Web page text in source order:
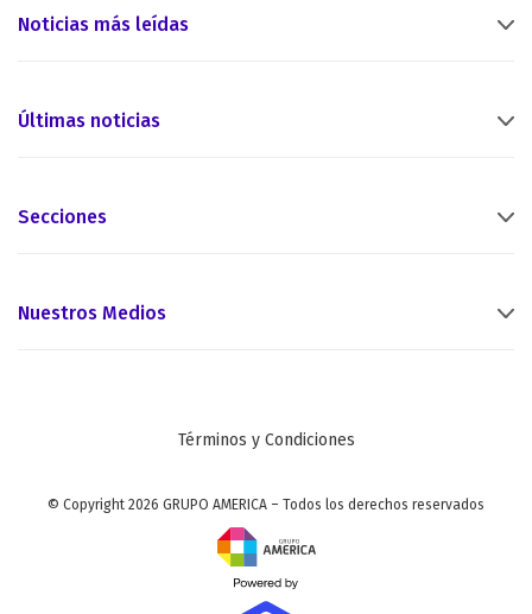
Noticias más leídas
Últimas noticias
Secciones
Nuestros Medios
Términos y Condiciones
© Copyright 2026 GRUPO AMERICA – Todos los derechos reservados